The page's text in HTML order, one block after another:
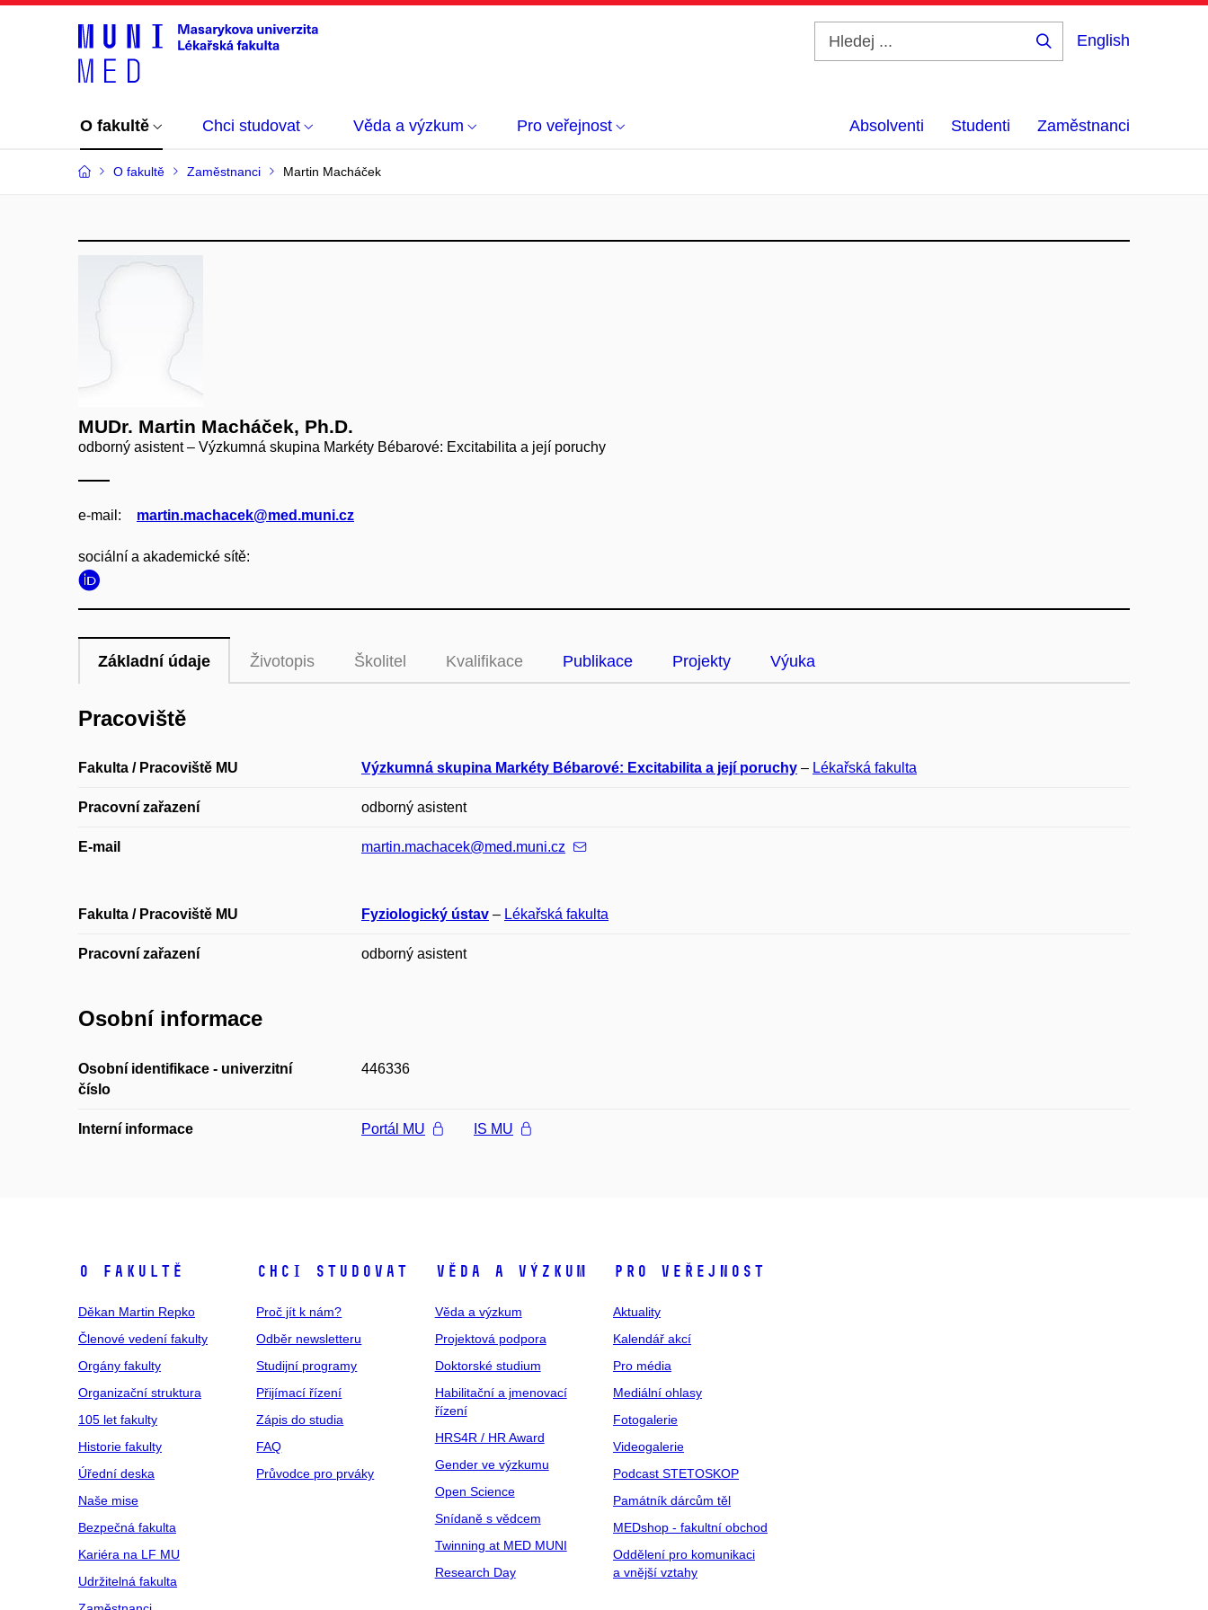
English
O fakultě Chci studovat Věda a výzkum Pro veřejnost Absolventi Studenti Zaměstnanci
O fakultě Zaměstnanci Martin Macháček
MUDr. Martin Macháček, Ph.D.
odborný asistent – Výzkumná skupina Markéty Bébarové: Excitabilita a její poruchy
e‑mail: martin.machacek@med.muni.cz
sociální a akademické sítě:
Základní údaje Životopis Školitel Kvalifikace Publikace Projekty Výuka
Pracoviště
Fakulta / Pracoviště MU Výzkumná skupina Markéty Bébarové: Excitabilita a její poruchy – Lékařská fakulta
Pracovní zařazení odborný asistent
E-mail martin.machacek@med.muni.cz
Fakulta / Pracoviště MU Fyziologický ústav – Lékařská fakulta
Pracovní zařazení odborný asistent
Osobní informace
Osobní identifikace - univerzitní
číslo
446336
Interní informace Portál MU IS MU
O fakultě
Děkan Martin Repko
Členové vedení fakulty
Orgány fakulty
Organizační struktura
105 let fakulty
Historie fakulty
Úřední deska
Naše mise
Bezpečná fakulta
Kariéra na LF MU
Udržitelná fakulta
Chci studovat
Proč jít k nám?
Odběr newsletteru
Studijní programy
Přijímací řízení
Zápis do studia
FAQ
Průvodce pro prváky
Věda a výzkum
Věda a výzkum
Projektová podpora
Doktorské studium
Habilitační a jmenovací
řízení
HRS4R / HR Award
Gender ve výzkumu
Open Science
Snídaně s vědcem
Twinning at MED MUNI
Research Day
Pro veřejnost
Aktuality
Kalendář akcí
Pro média
Mediální ohlasy
Fotogalerie
Videogalerie
Podcast STETOSKOP
Památník dárcům těl
MEDshop - fakultní obchod
Oddělení pro komunikaci
a vnější vztahy